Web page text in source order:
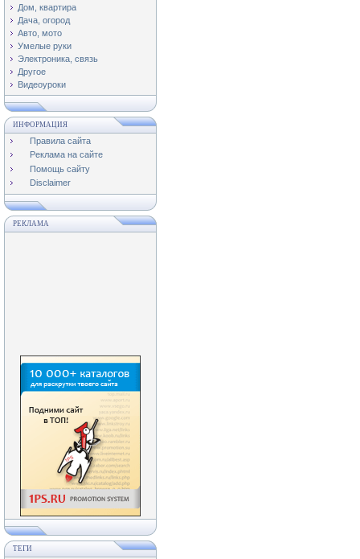
Дом, квартира
Дача, огород
Авто, мото
Умелые руки
Электроника, связь
Другое
Видеоуроки
ИНФОРМАЦИЯ
Правила сайта
Реклама на сайте
Помощь сайту
Disclaimer
РЕКЛАМА
ТЕГИ